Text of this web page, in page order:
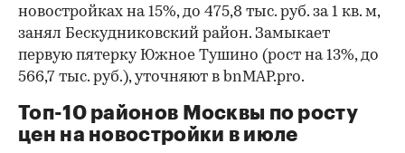
новостройках на 15%, до 475,8 тыс. руб. за 1 кв. м,
занял Бескудниковский район. Замыкает
первую пятерку Южное Тушино (рост на 13%, до
566,7 тыс. руб.), уточняют в bnMAP.pro.
Топ-10 районов Москвы по росту
цен на новостройки в июле